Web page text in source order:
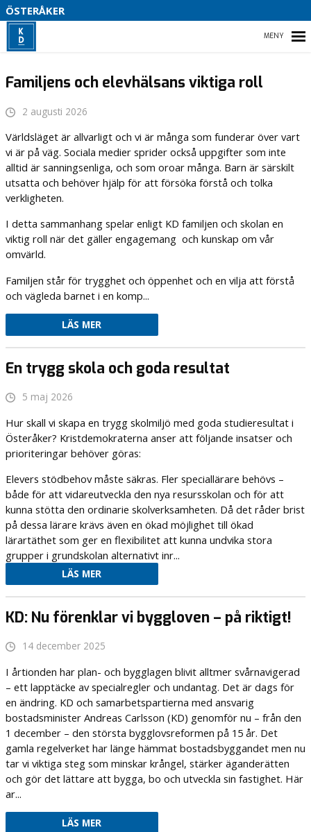
ÖSTERÅKER
HEM
KALENDARIUM
– PROGRAM FÖR KD ÖSTERÅKER 2026-2030
VÅRA KANDIDATER
Familjens och elevhälsans viktiga roll
2 augusti 2026
Världsläget är allvarligt och vi är många som funderar över vart
vi är på väg. Sociala medier sprider också uppgifter som inte
alltid är sanningsenliga, och som oroar många. Barn är särskilt
utsatta och behöver hjälp för att försöka förstå och tolka
verkligheten.
I detta sammanhang spelar enligt KD familjen och skolan en
viktig roll när det gäller engagemang och kunskap om vår
omvärld.
Familjen står för trygghet och öppenhet och en vilja att förstå
och vägleda barnet i en komp...
LÄS MER
En trygg skola och goda resultat
5 maj 2026
Hur skall vi skapa en trygg skolmiljö med goda studieresultat i
Österåker? Kristdemokraterna anser att följande insatser och
prioriteringar behöver göras:
Elevers stödbehov måste säkras. Fler speciallärare behövs –
både för att vidareutveckla den nya resursskolan och för att
kunna stötta den ordinarie skolverksamheten. Då det råder brist
på dessa lärare krävs även en ökad möjlighet till ökad
lärartäthet som ger en flexibilitet att kunna undvika stora
grupper i grundskolan alternativt inr...
LÄS MER
KD: Nu förenklar vi byggloven – på riktigt!
14 december 2025
I årtionden har plan- och bygglagen blivit alltmer svårnavigerad
– ett lapptäcke av specialregler och undantag. Det är dags för
en ändring. KD och samarbetspartierna med ansvarig
bostadsminister Andreas Carlsson (KD) genomför nu – från den
1 december – den största bygglovsreformen på 15 år. Det
gamla regelverket har länge hämmat bostadsbyggandet men nu
tar vi viktiga steg som minskar krångel, stärker äganderätten
och gör det lättare att bygga, bo och utveckla sin fastighet. Här
ar...
LÄS MER